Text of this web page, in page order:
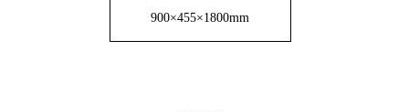
900×455×1800mm